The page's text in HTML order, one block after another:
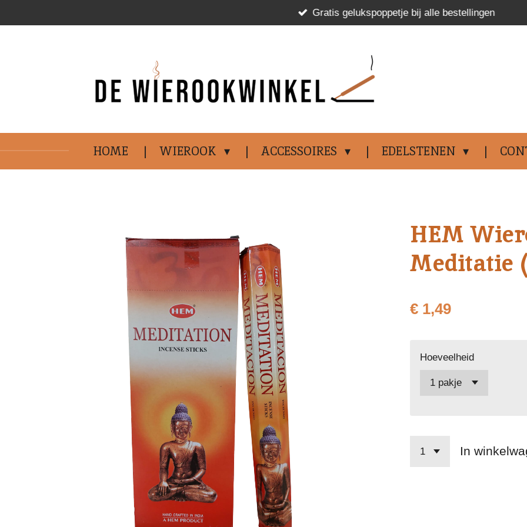
direct
Gratis gelukspoppetje bij alle bestellingen
HOME WIEROOK ACCESSOIRES EDELSTENEN
HEM
Meditatie
€ 1,49
Hoeveelheid
In